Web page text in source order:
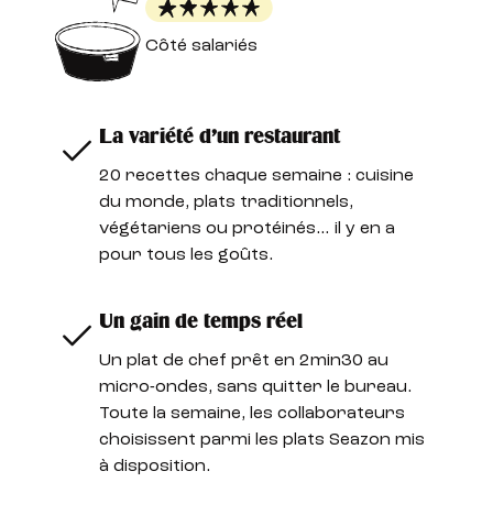
Côté salariés
La variété d’un restaurant
20 recettes chaque semaine : cuisine
du monde, plats traditionnels,
végétariens ou protéinés… il y en a
pour tous les goûts.
Un gain de temps réel
Un plat de chef prêt en 2min30 au
micro-ondes, sans quitter le bureau.
Toute la semaine, les collaborateurs
choisissent parmi les plats Seazon mis
à disposition.